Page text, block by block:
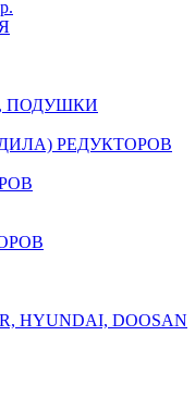
ПОДУШКИ
РЕДУКТОРОВ
HYUNDAI, DOOSAN